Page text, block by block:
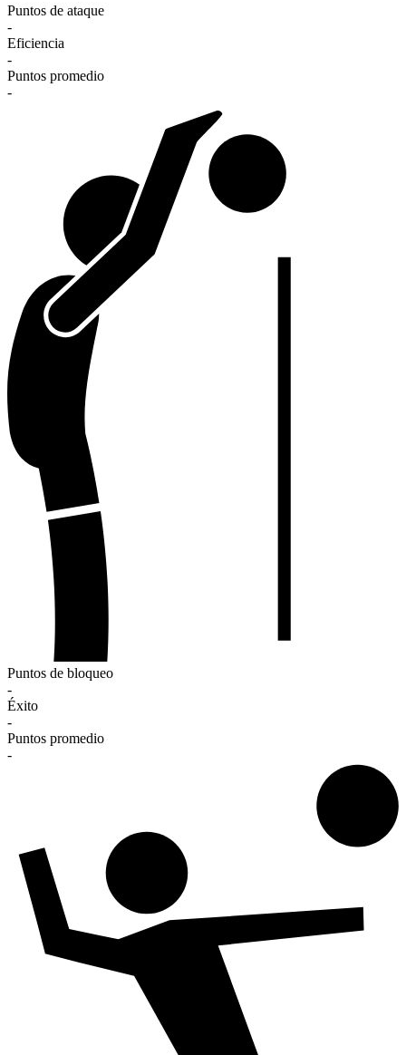
Puntos de ataque
-
Eficiencia
-
Puntos promedio
-
Puntos de bloqueo
-
Éxito
-
Puntos promedio
-